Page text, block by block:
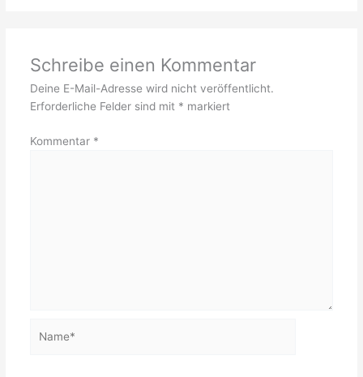
Schreibe einen Kommentar
Deine E-Mail-Adresse wird nicht veröffentlicht.
Erforderliche Felder sind mit * markiert
Kommentar *